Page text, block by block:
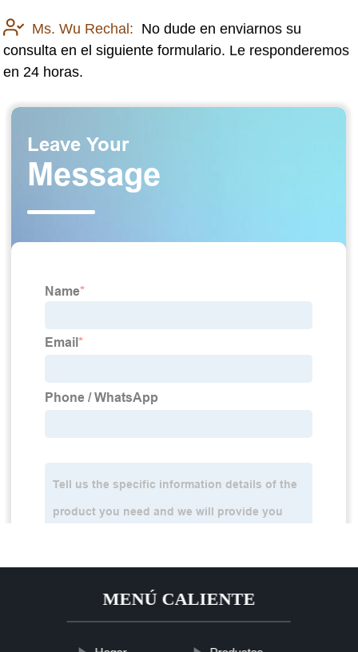
Ms. Wu Rechal: No dude en enviarnos su
consulta en el siguiente formulario. Le responderemos
en 24 horas.
MENÚ CALIENTE